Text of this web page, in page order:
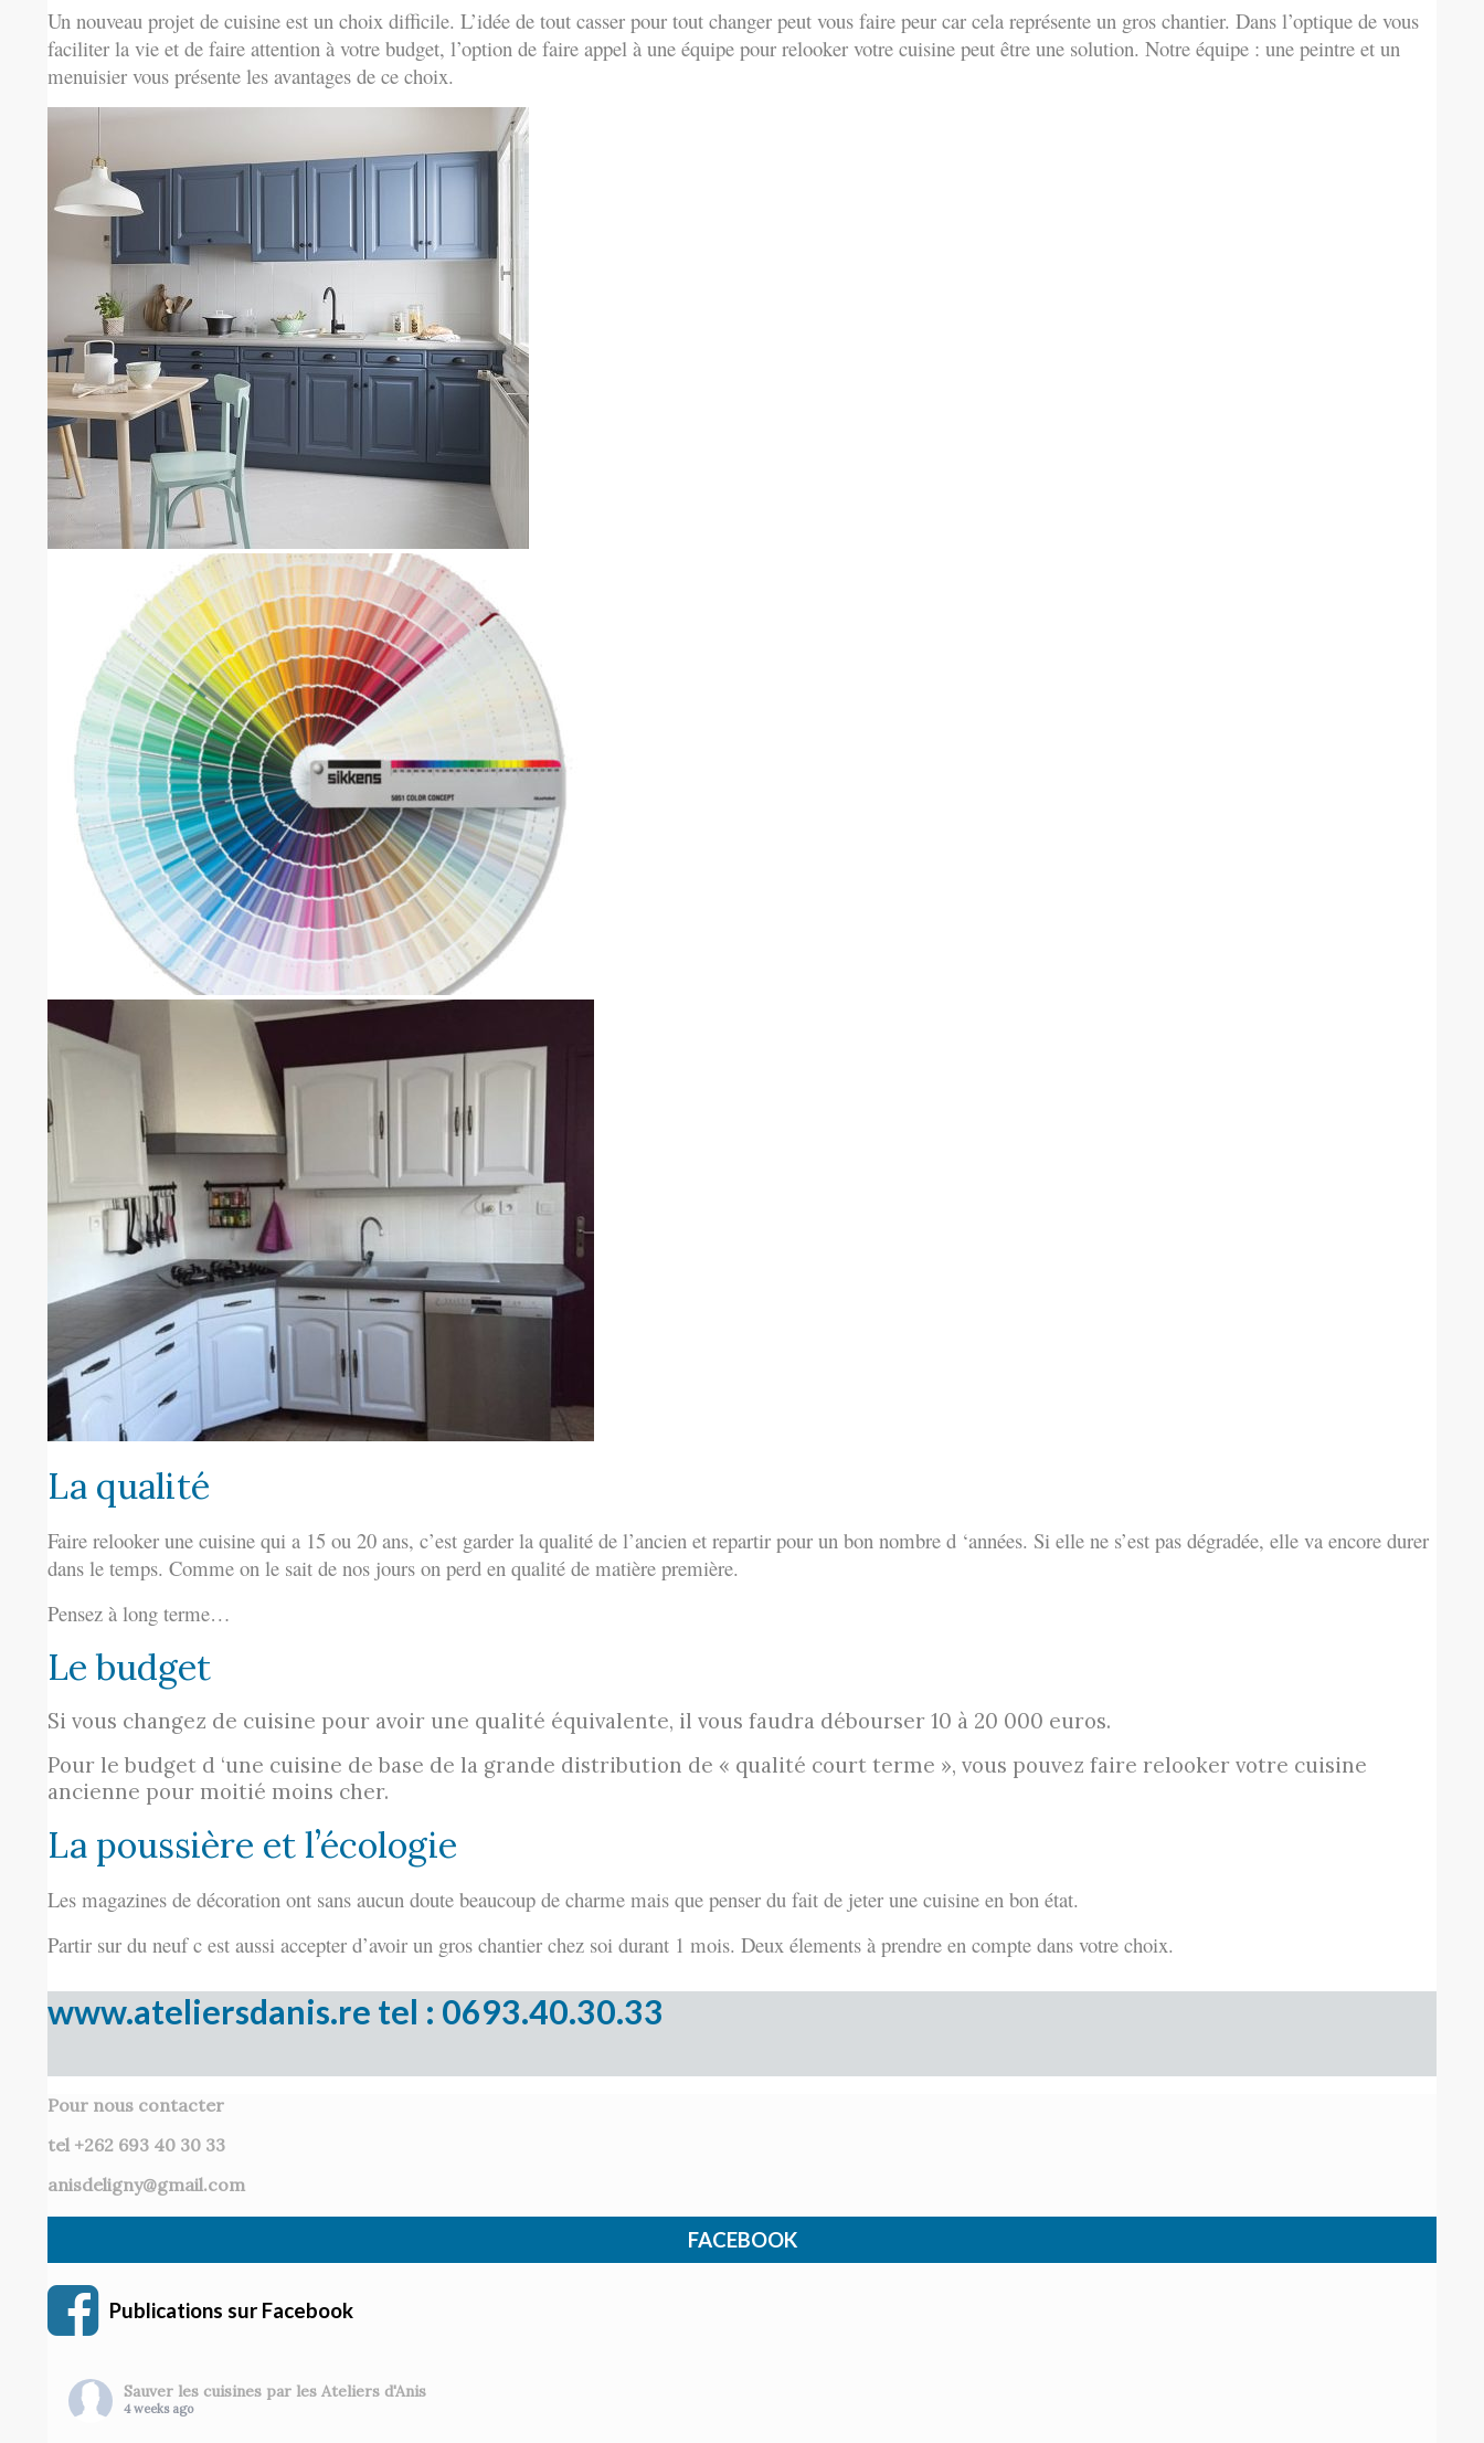
Un nouveau projet de cuisine est un choix difficile. L’idée de tout casser pour tout changer peut vous faire peur car cela représente un gros chantier. Dans l’optique de vous
faciliter la vie et de faire attention à votre budget, l’option de faire appel à une équipe pour relooker votre cuisine peut être une solution. Notre équipe : une peintre et un
menuisier vous présente les avantages de ce choix.
La qualité
Faire relooker une cuisine qui a 15 ou 20 ans, c’est garder la qualité de l’ancien et repartir pour un bon nombre d ‘années. Si elle ne s’est pas dégradée, elle va encore durer
dans le temps. Comme on le sait de nos jours on perd en qualité de matière première.
Pensez à long terme…
Le budget
Si vous changez de cuisine pour avoir une qualité équivalente, il vous faudra débourser 10 à 20 000 euros.
Pour le budget d ‘une cuisine de base de la grande distribution de « qualité court terme », vous pouvez faire relooker votre cuisine
ancienne pour moitié moins cher.
La poussière et l’écologie
Les magazines de décoration ont sans aucun doute beaucoup de charme mais que penser du fait de jeter une cuisine en bon état.
Partir sur du neuf c est aussi accepter d’avoir un gros chantier chez soi durant 1 mois. Deux élements à prendre en compte dans votre choix.
www.ateliersdanis.re tel : 0693.40.30.33
Pour nous contacter
tel +262 693 40 30 33
anisdeligny@gmail.com
FACEBOOK
Publications sur Facebook
Sauver les cuisines par les Ateliers d'Anis
4 weeks ago